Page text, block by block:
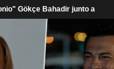
Gökçe Bahadir junto a